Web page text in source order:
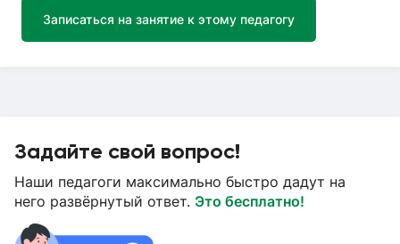
Записаться на занятие к этому педагогу
Задайте свой вопрос!
Наши педагоги максимально быстро дадут на
него развёрнутый ответ. Это бесплатно!